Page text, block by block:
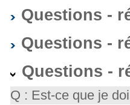
Questions -
Questions -
Questions -
Q : Est-ce que je